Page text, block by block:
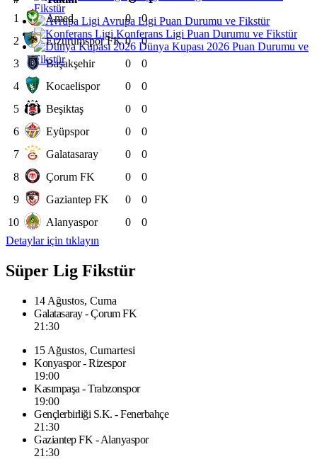
Fikstür
Avrupa Ligi Puan Durumu ve Fikstür
Konferans Ligi Puan Durumu ve Fikstür
Dünya Kupası 2026 Puan Durumu ve
Fikstür
1
Amed 0
0
2
Erzurumspor FK 0
0
3
Başakşehir 0
0
4
Kocaelispor 0
0
5
Beşiktaş 0
0
6
Eyüpspor 0
0
7
Galatasaray 0
0
8
Çorum FK 0
0
9
Gaziantep FK 0
0
10
Alanyaspor 0
0
Detaylar için tıklayın
Süper Lig Fikstür
14 Ağustos, Cuma
Galatasaray - Çorum FK
21:30
15 Ağustos, Cumartesi
Konyaspor - Rizespor
19:00
Kasımpaşa - Trabzonspor
19:00
Gençlerbirliği S.K. - Fenerbahçe
21:30
Gaziantep FK - Alanyaspor
21:30